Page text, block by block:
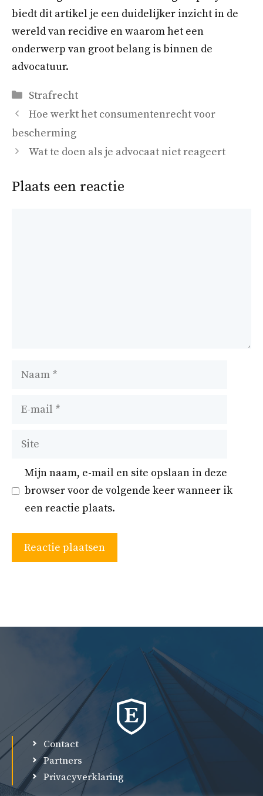
biedt dit artikel je een duidelijker inzicht in de
wereld van recidive en waarom het een
onderwerp van groot belang is binnen de
advocatuur.
Categorieën
Strafrecht
Hoe werkt het consumentenrecht voor
bescherming
Wat te doen als je advocaat niet reageert
Plaats een reactie
Naam
Site
Mijn naam, e-mail en site opslaan in deze
browser voor de volgende keer wanneer ik
een reactie plaats.
Contact
Partners
Privacyverklaring